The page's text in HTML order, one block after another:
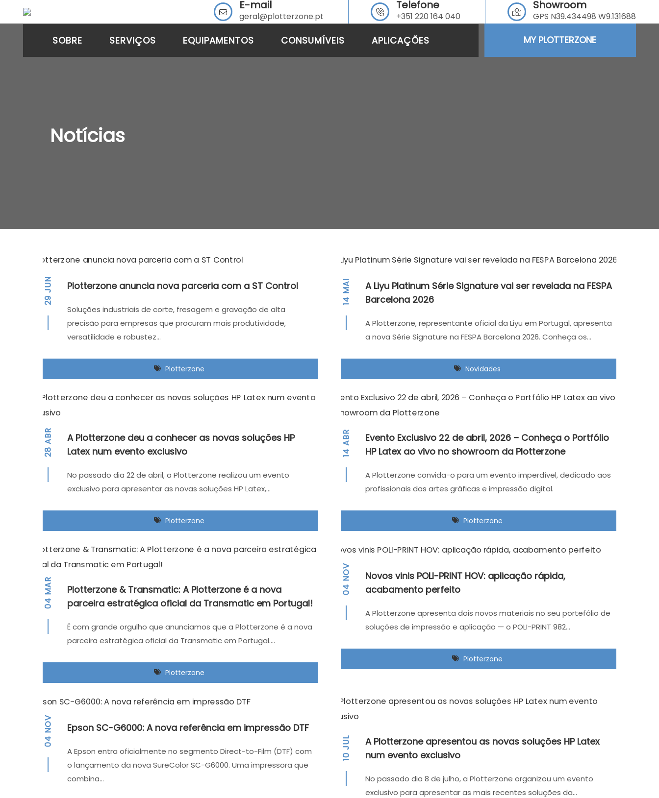
E-mail
geral@plotterzone.pt
Telefone
+351 220 164 040
Showroom
GPS N39.434498 W9.131688
SOBRE SERVIÇOS EQUIPAMENTOS CONSUMÍVEIS APLICAÇÕES MY PLOTTERZONE
Notícias
29
JUN Plotterzone anuncia nova parceria com a ST Control
Soluções industriais de corte, fresagem e gravação de alta
precisão para empresas que procuram mais produtividade,
versatilidade e robustez…
Plotterzone
14
MAI
A Liyu Platinum Série Signature vai ser revelada na FESPA
Barcelona 2026
A Plotterzone, representante oficial da Liyu em Portugal, apresenta
a nova Série Signature na FESPA Barcelona 2026. Conheça os…
Novidades
28
ABR
A Plotterzone deu a conhecer as novas soluções HP
Latex num evento exclusivo
No passado dia 22 de abril, a Plotterzone realizou um evento
exclusivo para apresentar as novas soluções HP Latex,…
Plotterzone
14
ABR
Evento Exclusivo 22 de abril, 2026 – Conheça o Portfólio
HP Latex ao vivo no showroom da Plotterzone
A Plotterzone convida-o para um evento imperdível, dedicado aos
profissionais das artes gráficas e impressão digital.
Plotterzone
04
MAR
Plotterzone & Transmatic: A Plotterzone é a nova
parceira estratégica oficial da Transmatic em Portugal!
É com grande orgulho que anunciamos que a Plotterzone é a nova
parceira estratégica oficial da Transmatic em Portugal….
Plotterzone
04
NOV
Novos vinis POLI-PRINT HOV: aplicação rápida,
acabamento perfeito
A Plotterzone apresenta dois novos materiais no seu portefólio de
soluções de impressão e aplicação — o POLI-PRINT 982…
Plotterzone
04
NOV Epson SC-G6000: A nova referência em impressão DTF
A Epson entra oficialmente no segmento Direct-to-Film (DTF) com
o lançamento da nova SureColor SC-G6000. Uma impressora que
combina…
10
JUL
A Plotterzone apresentou as novas soluções HP Latex
num evento exclusivo
No passado dia 8 de julho, a Plotterzone organizou um evento
exclusivo para apresentar as mais recentes soluções da…